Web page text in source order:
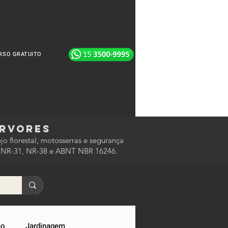
GRATUITO
florestal, motosserras e segurança
31, NR-38 e ABNT NBR 16246.